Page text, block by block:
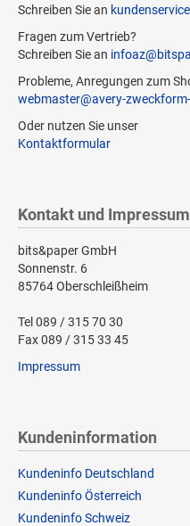
Schreiben Sie an
Fragen zum Vertrieb?
Schreiben Sie an
Probleme, Anregungen zum
webmaster@avery-
Oder nutzen Sie unser
Kontaktformular
Kontakt und Impressum
bits&paper GmbH
Sonnenstr. 6
85764 Oberschleißheim
Tel 089 / 315 70 30
Fax 089 / 315 33 45
Impressum
Kundeninformation
Kundeninfo Deutschland
Kundeninfo Österreich
Kundeninfo Schweiz